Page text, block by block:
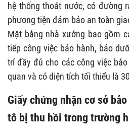
hệ thống thoát nước, có đường
phương tiện đảm bảo an toàn
Mặt bằng nhà xưởng bao gồm
tiếp công việc bảo hành, bảo
trí đầy đủ cho các công việc
quan và có diện tích tối thiểu là
Giấy chứng nhận cơ sở
tô bị thu hồi trong trường